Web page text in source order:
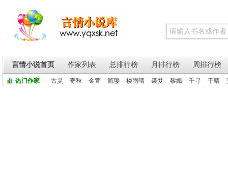
言情小说首页 作家列表 总排行榜 月排行榜 周排行榜
热门作家 古灵 寄秋 金萱 简璎 楼雨晴 裘梦 黎孅 千寻 于晴